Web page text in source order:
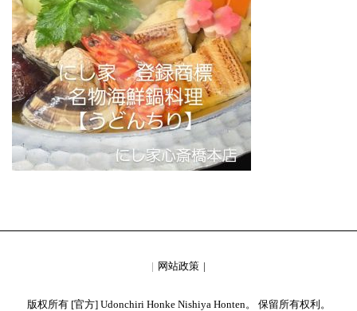
网站政策
版权所有 [官方] Udonchiri Honke Nishiya Honten。 保留所有权利。